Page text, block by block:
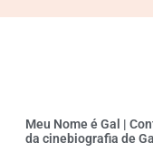
Meu Nome é Gal |
da cinebiografia de